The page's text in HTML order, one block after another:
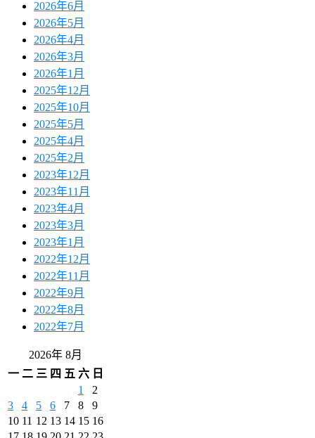
2026年6月
2026年5月
2026年4月
2026年3月
2026年1月
2025年12月
2025年10月
2025年5月
2025年4月
2025年2月
2023年12月
2023年11月
2023年4月
2023年3月
2023年1月
2022年12月
2022年11月
2022年9月
2022年8月
2022年7月
2026年 8月
一 二 三 四 五 六 日
1
2
3
4 5 6 7 8
9
10 11 12 13 14 15 16